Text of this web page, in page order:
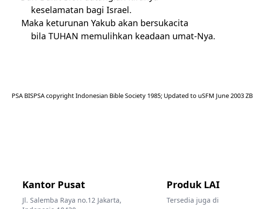
keselamatan bagi Israel.
Maka keturunan Yakub akan bersukacita
bila TUHAN memulihkan keadaan umat-Nya.
PSA BISPSA copyright Indonesian Bible Society 1985; Updated to uSFM June 2003 ZB
Kantor Pusat
Jl. Salemba Raya no.12 Jakarta,
Produk LAI
Tersedia juga di